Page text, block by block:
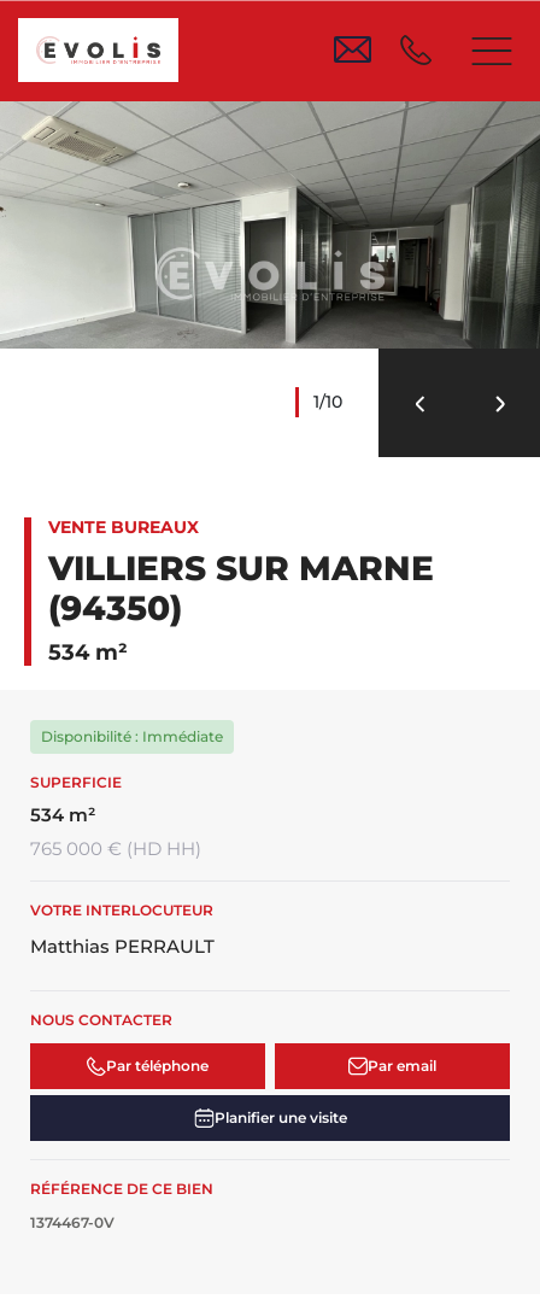
1/10
VENTE BUREAUX
VILLIERS SUR MARNE
(94350)
534 m²
Disponibilité : Immédiate
SUPERFICIE
534 m²
765 000 € (HD HH)
VOTRE INTERLOCUTEUR
Matthias PERRAULT
NOUS CONTACTER
Par téléphone Par email
Planifier une visite
RÉFÉRENCE DE CE BIEN
1374467-0V